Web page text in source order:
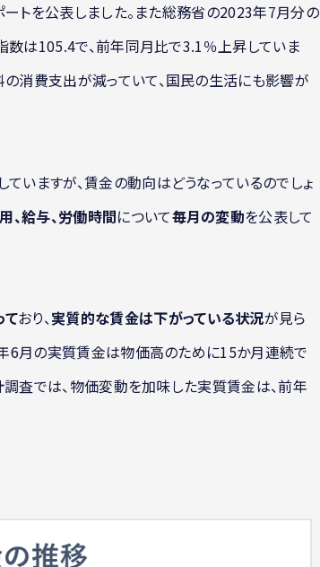
トを公表しました。また総務省の2023年7月分の
数は105.4で、前年同月比で3.1％上昇していま
消費支出が減っていて、国民の生活にも影響が
していますが、賃金の動向はどうなっているのでしょ
、給与、労働時間について毎月の変動を公表して
ており、実質的な賃金は下がっている状況が見ら
6月の実質賃金は物価高のために15か月連続で
査では、物価変動を加味した実質賃金は、前年